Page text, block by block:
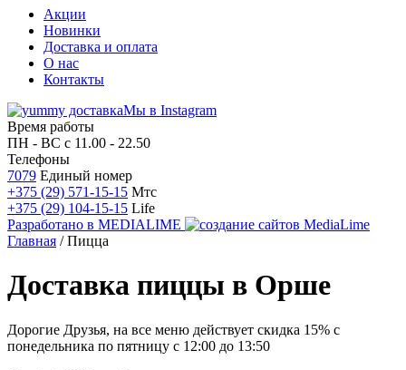
Акции
Новинки
Доставка и оплата
О нас
Контакты
Мы в Instagram
Время работы
ПН - ВС с 11.00 - 22.50
Телефоны
7079 Единый номер
+375 (29) 571-15-15 Мтс
+375 (29) 104-15-15 Life
Разработано в MEDIALIME
Главная /Пицца
Доставка пиццы в Орше
Дорогие Друзья, на все меню действует скидка 15% с
понедельника по пятницу с 12:00 до 13:50